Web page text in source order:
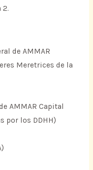
2.
de AMMAR
Meretrices de la
AMMAR Capital
por los DDHH)